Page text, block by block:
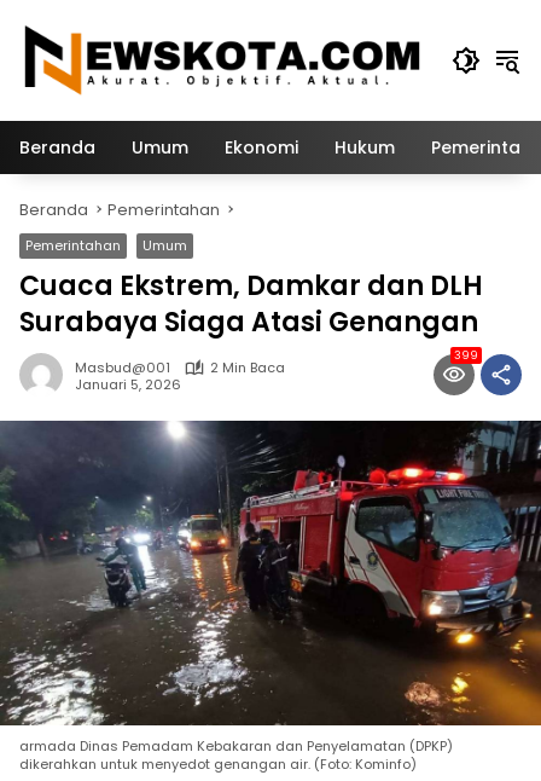
konten
Beranda Umum Ekonomi Hukum
Beranda Pemerintahan
Pemerintahan Umum
Cuaca Ekstrem, Damkar dan DLH
Surabaya Siaga Atasi Genangan
Masbud@001
2 Min Baca
Januari 5, 2026
399
armada Dinas Pemadam Kebakaran dan Penyelamatan (DPKP)
dikerahkan untuk menyedot genangan air. (Foto: Kominfo)